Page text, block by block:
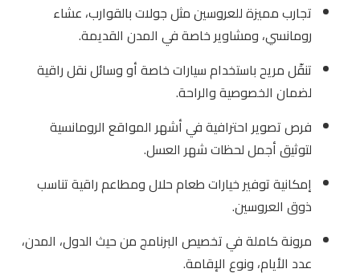
تجارب مميزة للعروسين مثل جولات بالقوارب، عشاء
رومانسي، ومشاوير خاصة في المدن القديمة.
تنقّل مريح باستخدام سيارات خاصة أو وسائل نقل راقية
لضمان الخصوصية والراحة.
فرص تصوير احترافية في أشهر المواقع الرومانسية
لتوثيق أجمل لحظات شهر العسل.
إمكانية توفير خيارات طعام حلال ومطاعم راقية تناسب
ذوق العروسين.
مرونة كاملة في تخصيص البرنامج من حيث الدول، المدن،
عدد الأيام، ونوع الإقامة.